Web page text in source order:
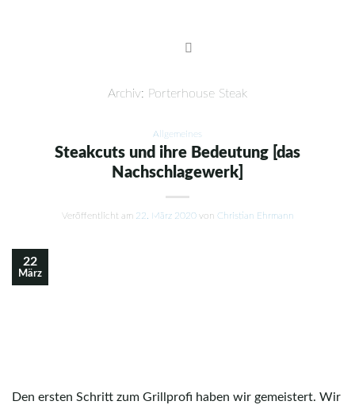
Archiv: Porterhouse Steak
Allgemeines
Steakcuts und ihre Bedeutung [das
Nachschlagewerk]
Veröffentlicht am 22. März 2020von Christian Ehrmann
22
März
Den ersten Schritt zum Grillprofi haben wir gemeistert. Wir